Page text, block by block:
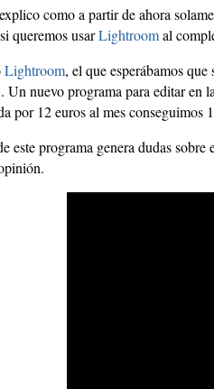
como a partir de ahora
queremos usarLightroomal
Lightroom, el que esperábamos
nuevo programa para editar en
por 12 euros al mes
este programa genera dudas